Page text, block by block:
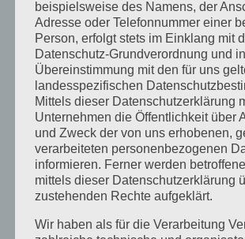
September 2024
August 2024
April 2024
März 2024
Januar 2024
Dezember 2023
November 2023
beispielsweise des Namens, der
Adresse oder Telefonnummer einer
Person, erfolgt stets im Einklang mit
Datenschutz-Grundverordnung und in
Übereinstimmung mit den für uns
landesspezifischen
Mittels dieser Datenschutzerklärung
Unternehmen die Öffentlichkeit über
und Zweck der von uns erhobenen,
verarbeiteten personenbezogenen
informieren. Ferner werden
mittels dieser Datenschutzerklärung
zustehenden Rechte aufgeklärt.
Wir haben als für die Verarbeitung